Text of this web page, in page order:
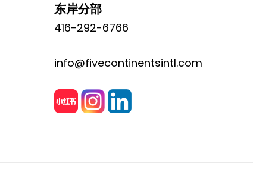
东岸分部
416-292-6766
info@fivecontinentsintl.com